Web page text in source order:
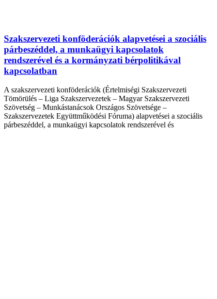
Szakszervezeti konföderációk alapvetései a szociális
párbeszéddel, a munkaügyi kapcsolatok
rendszerével és a kormányzati bérpolitikával
kapcsolatban
A szakszervezeti konföderációk (Értelmiségi Szakszervezeti
Tömörülés – Liga Szakszervezetek – Magyar Szakszervezeti
Szövetség – Munkástanácsok Országos Szövetsége –
Szakszervezetek Együttműködési Fóruma) alapvetései a szociális
párbeszéddel, a munkaügyi kapcsolatok rendszerével és